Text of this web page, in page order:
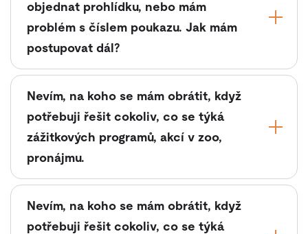
objednat prohlídku, nebo mám
problém s číslem poukazu. Jak mám
postupovat dál?
Nevím, na koho se mám obrátit, když
potřebuji řešit cokoliv, co se týká
zážitkových programů, akcí v zoo,
pronájmu.
Nevím, na koho se mám obrátit, když
potřebuji řešit cokoliv, co se týká